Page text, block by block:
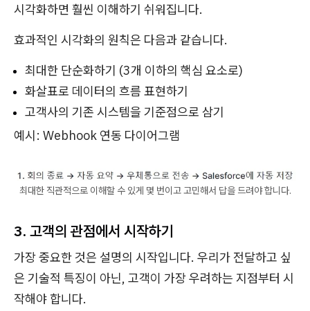
시각화하면 훨씬 이해하기 쉬워집니다.
효과적인 시각화의 원칙은 다음과 같습니다.
최대한 단순화하기 (3개 이하의 핵심 요소로)
화살표로 데이터의 흐름 표현하기
고객사의 기존 시스템을 기준점으로 삼기
예시: Webhook 연동 다이어그램
최대한 직관적으로 이해할 수 있게 몇 번이고 고민해서 답을 드려야 합니다.
3. 고객의 관점에서 시작하기
가장 중요한 것은 설명의 시작입니다. 우리가 전달하고 싶
은 기술적 특징이 아닌, 고객이 가장 우려하는 지점부터 시
작해야 합니다.